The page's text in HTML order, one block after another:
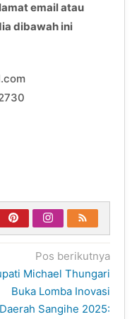
email atau
dibawah ini
Pos berikutnya
Michael Thungari
Buka Lomba Inovasi
Daerah Sangihe 2025: